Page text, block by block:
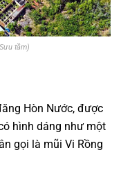
tầm)
Hòn Nước, được
hình dáng như một
gọi là mũi Vi Rồng